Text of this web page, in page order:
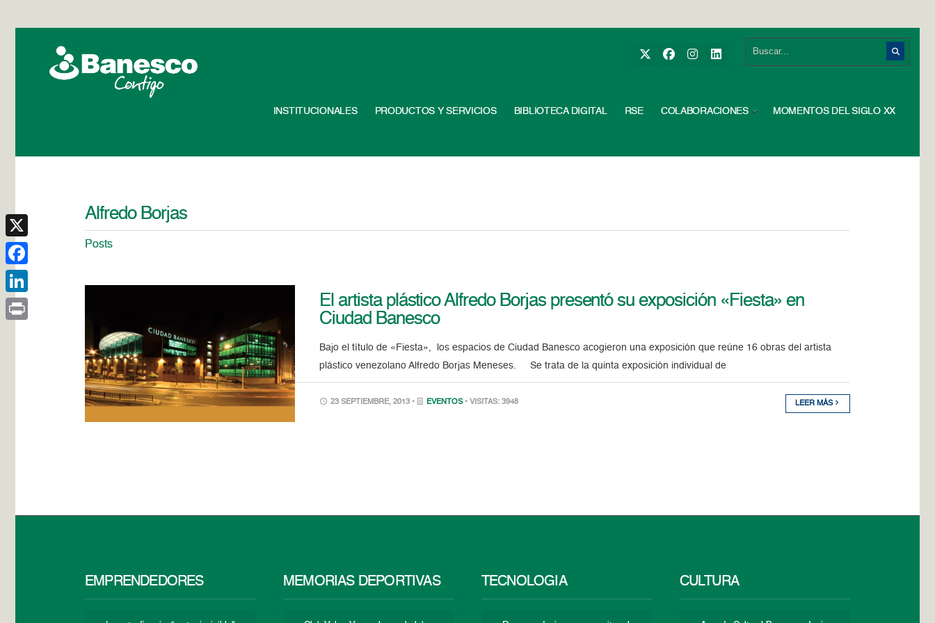
INSTITUCIONALES PRODUCTOS Y SERVICIOS BIBLIOTECA DIGITAL RSE COLABORACIONES MOMENTOS DEL SIGLO XX
Alfredo Borjas
Posts
El artista plástico Alfredo Borjas presentó su exposición «Fiesta» en
Ciudad Banesco
Bajo el título de «Fiesta», los espacios de Ciudad Banesco acogieron una exposición que reúne 16 obras del artista
plástico venezolano Alfredo Borjas Meneses. Se trata de la quinta exposición individual de
23 SEPTIEMBRE, 2013 • EVENTOS • VISITAS: 3948 LEER MÁS
EMPRENDEDORES MEMORIAS DEPORTIVAS TECNOLOGÍA CULTURA
X
Facebook
LinkedIn